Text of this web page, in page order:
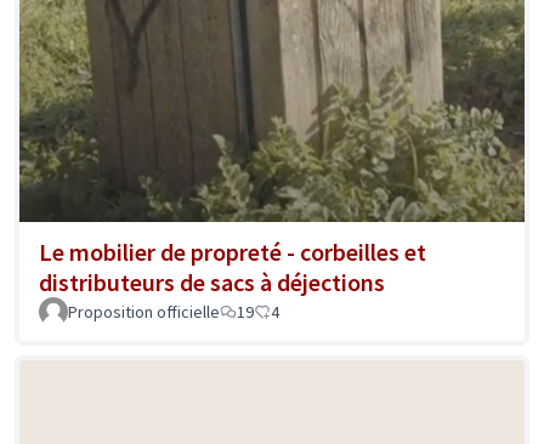
Le mobilier de propreté - corbeilles et
distributeurs de sacs à déjections
Proposition officielle 19 4